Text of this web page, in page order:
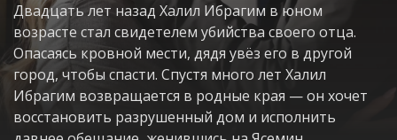
Двадцать лет назад Халил Ибрагим в юном
возрасте стал свидетелем убийства своего отца.
Опасаясь кровной мести, дядя увёз его в другой
город, чтобы спасти. Спустя много лет Халил
Ибрагим возвращается в родные края — он хочет
восстановить разрушенный дом и исполнить